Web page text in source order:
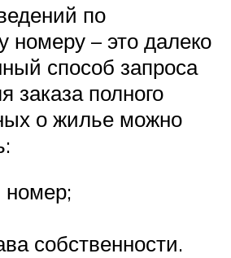
по
номеру – это далеко
способ запроса
заказа полного
о жилье можно
собственности.